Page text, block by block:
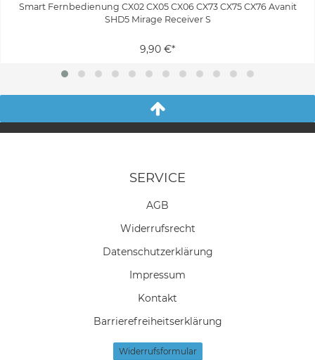
Smart Fernbedienung CX02 CX05 CX06 CX73 CX75 CX76 Avanit
SHD5 Mirage Receiver S
9,90 €*
SERVICE
AGB
Widerrufs­recht
Daten­schutz­erklärung
Impressum
Kontakt
Barrierefreiheitserklärung
Widerrufs­formular